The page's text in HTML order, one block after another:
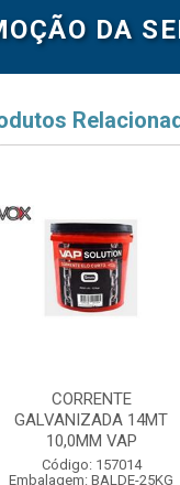
DA
CORRENTE
GALVANIZADA 14MT
10,0MM VAP
Código: 157014
Embalagem: BALDE-25KG